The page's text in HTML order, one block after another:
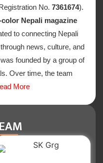
No. 7361674).
Nepali magazine
to connecting Nepali
news, culture, and
founded by a group of
Over time, the team
More